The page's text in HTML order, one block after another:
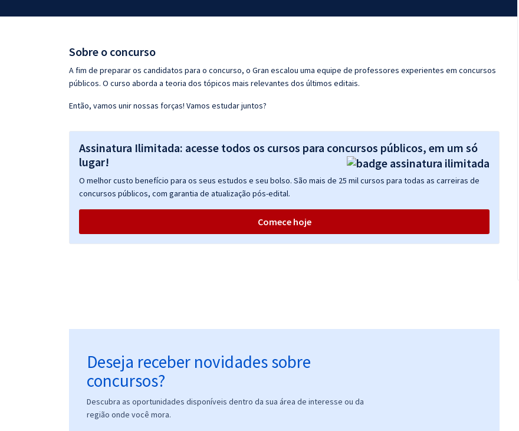
Conteúdo gratuito
Sobre o concurso
A fim de preparar os candidatos para o concurso, o Gran escalou uma equipe de professores experientes em concursos
públicos. O curso aborda a teoria dos tópicos mais relevantes dos últimos editais.
Então, vamos unir nossas forças! Vamos estudar juntos?
Assinatura Ilimitada: acesse todos os cursos para concursos públicos, em um só
lugar!
O melhor custo benefício para os seus estudos e seu bolso. São mais de 25 mil cursos para todas as carreiras de
concursos públicos, com garantia de atualização pós-edital.
Comece hoje
Deseja receber novidades sobre
concursos?
Descubra as oportunidades disponíveis dentro da sua área de interesse ou da
região onde você mora.